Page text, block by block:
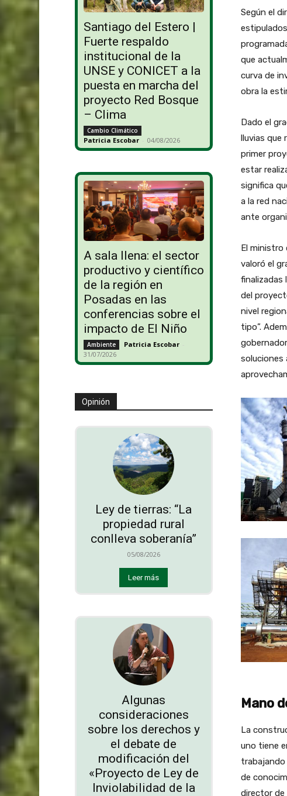
Santiago del Estero |
Fuerte respaldo
institucional de la
UNSE y CONICET a la
puesta en marcha del
proyecto Red Bosque
– Clima
Cambio Climático
Patricia Escobar - 04/08/2026
A sala llena: el sector
productivo y científico
de la región en
Posadas en las
conferencias sobre el
impacto de El Niño
Ambiente Patricia Escobar -
31/07/2026
Opinión
Ley de tierras: “La
propiedad rural
conlleva soberanía”
05/08/2026
Leer más
Algunas
consideraciones
sobre los derechos y
el debate de
modificación del
«Proyecto de Ley de
Inviolabilidad de la
Según el
que
curva de
obra la
Dado el
lluvias que
primer
estar
significa
a la red
ante
El ministro
valoró el
finalizadas
del
nivel
tipo”.
soluciones
Mano
La
uno tiene
trabajando
de
director de